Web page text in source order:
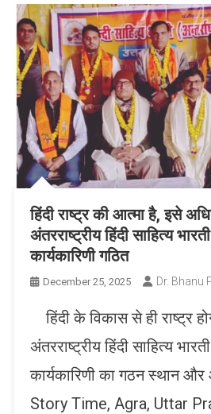
हिंदी राष्ट्र की आत्मा है, इसे
अंतरराष्ट्रीय हिंदी साहित्य
कार्यकारिणी गठित
December 25, 2025 Dr. Bhanu
हिंदी के विकास से ही राष्ट्र
अंतरराष्ट्रीय हिंदी साहित्य
कार्यकारिणी का गठन स्थान
Story Time, Agra, Uttar